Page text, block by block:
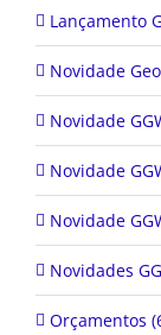
Lançamento
Novidade
Novidade
Novidade
Novidade
Novidades
Orçamentos